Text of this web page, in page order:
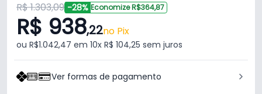
R$ 1.303,09 -28% Economize R$364,87
R$ 938,22no Pix
ou R$1.042,47 em 10x R$ 104,25 sem juros
Ver formas de pagamento